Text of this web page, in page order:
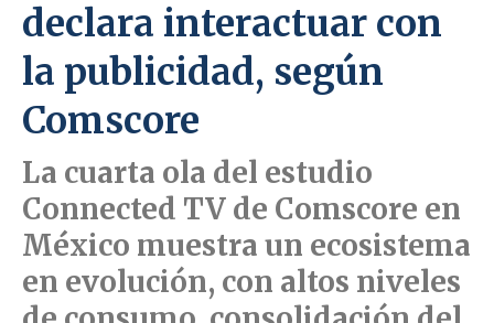
declara interactuar con
la publicidad, según
Comscore
La cuarta ola del estudio
Connected TV de Comscore en
México muestra un ecosistema
en evolución, con altos niveles